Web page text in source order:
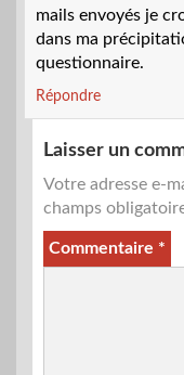
mails envoyés je
dans ma
questionnaire.
Répondre
Laisser un
Votre adresse e-
champs
Commentaire *